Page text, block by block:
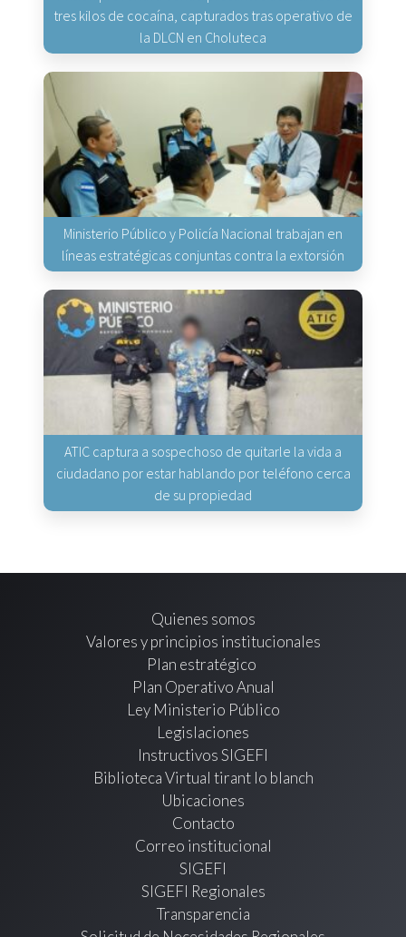
tres kilos de cocaína, capturados tras operativo de
la DLCN en Choluteca
Ministerio Público y Policía Nacional trabajan en
líneas estratégicas conjuntas contra la extorsión
ATIC captura a sospechoso de quitarle la vida a
ciudadano por estar hablando por teléfono cerca
de su propiedad
Quienes somos
Valores y principios institucionales
Plan estratégico
Plan Operativo Anual
Ley Ministerio Público
Legislaciones
Instructivos SIGEFI
Biblioteca Virtual tirant lo blanch
Ubicaciones
Contacto
Correo institucional
SIGEFI
SIGEFI Regionales
Transparencia